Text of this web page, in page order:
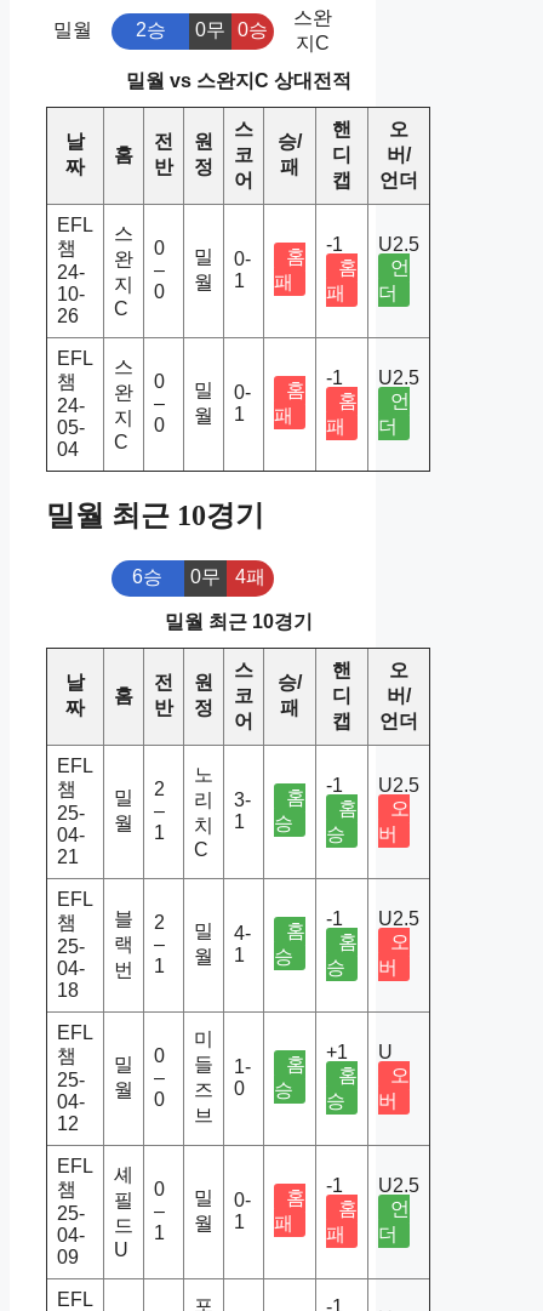
밀월 2승 0무 0승
스완
지C
밀월 vs 스완지C 상대전적
날
짜
홈
전
반
원
정
스
코
어
승/
패
핸
디
캡
오
버/
언더
EFL
챔
24-
10-
26
스
완
지
C
0
–
0
밀
월
0-
1
홈
패
-1
홈
패
U2.5
언
더
EFL
챔
24-
05-
04
스
완
지
C
0
–
0
밀
월
0-
1
홈
패
-1
홈
패
U2.5
언
더
밀월 최근 10경기
6승 0무 4패
밀월 최근 10경기
날
짜
홈
전
반
원
정
스
코
어
승/
패
핸
디
캡
오
버/
언더
EFL
챔
25-
04-
21
밀
월
2
–
1
노
리
치
C
3-
1
홈
승
-1
홈
승
U2.5
오
버
EFL
챔
25-
04-
18
블
랙
번
2
–
1
밀
월
4-
1
홈
승
-1
홈
승
U2.5
오
버
EFL
챔
25-
04-
12
밀
월
0
–
0
미
들
즈
브
1-
0
홈
승
+1
홈
승
U
오
버
EFL
챔
25-
04-
09
셰
필
드
U
0
–
1
밀
월
0-
1
홈
패
-1
홈
패
U2.5
언
더
EFL
포
-1